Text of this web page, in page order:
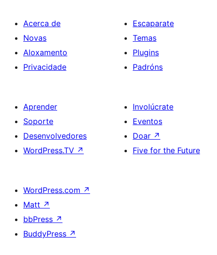
Acerca de
Novas
Aloxamento
Privacidade
Escaparate
Temas
Plugins
Padróns
Aprender
Soporte
Desenvolvedores
WordPress.TV ↗
Involúcrate
Eventos
Doar ↗
Five for the Future
WordPress.com ↗
Matt ↗
bbPress ↗
BuddyPress ↗